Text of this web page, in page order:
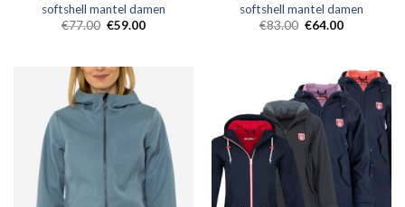
softshell mantel damen
€77.00 €59.00
softshell mantel damen
€83.00 €64.00